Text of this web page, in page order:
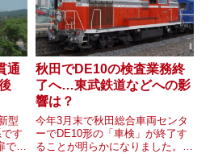
通
型
す
で連
秋田でDE10の検査業務終
了へ…東武鉄道などへの影
響は？
今年3月末で秋田総合車両センタ
ーでDE10形の「車検」が終了す
ることが明らかになりました。こ